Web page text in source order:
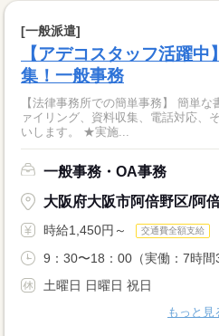
[一般派遣]
【アデコスタッフ活躍
集！一般事務
【法律事務所での簡単事務】 簡単
ァイリング、資料収集、電話対応、
いします。 ★実施...
一般事務・OA事務
大阪府大阪市阿倍野区/阿
時給1,450円～ 交通費全額支給
9：30〜18：00（実働：7時間
土曜日 日曜日 祝日
もっと見